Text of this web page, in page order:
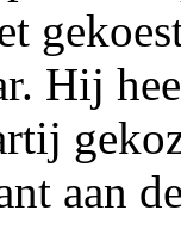
Hij
aan